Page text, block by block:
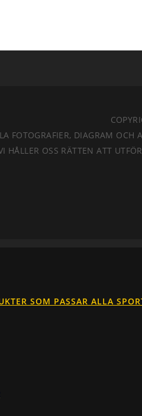
FOTOGRAFIER, DIAGRAM
OSS RÄTTEN ATT
SOM PASSAR ALLA